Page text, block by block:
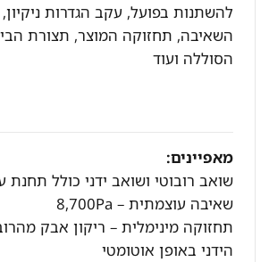
להשתנות בפועל, עקב הגדרות ניקיון,
השאיבה, תחזוקה המוצר, תצורת
הסוללה ועוד
מאפיינים:
שואב רובוטי ושואב ידני כולל תחנת
שאיבה עוצמתית – 8,700Pa
תחזוקה מינימלית – ריקון אבק
הידני באופן אוטומטי